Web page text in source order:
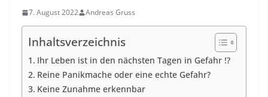
7. August 2022 Andreas Gruss
Inhaltsverzeichnis
Ihr Leben ist in den nächsten Tagen in Gefahr !?
Reine Panikmache oder eine echte Gefahr?
Keine Zunahme erkennbar